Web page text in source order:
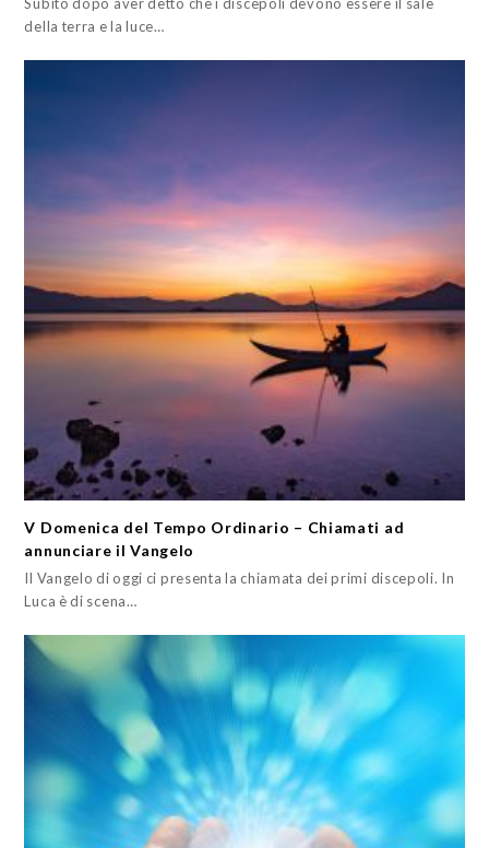
della terra e la luce…
V Domenica del Tempo Ordinario – Chiamati ad
annunciare il Vangelo
Il Vangelo di oggi ci presenta la chiamata dei primi discepoli. In
Luca è di scena…